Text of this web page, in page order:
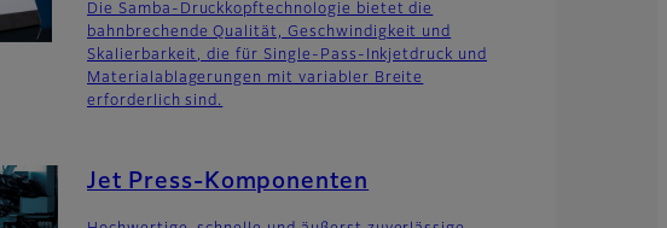
Die Samba-Druckkopftechnologie bietet die
bahnbrechende Qualität, Geschwindigkeit und
Skalierbarkeit, die für Single-Pass-Inkjetdruck und
Materialablagerungen mit variabler Breite
erforderlich sind.
Jet Press-Komponenten